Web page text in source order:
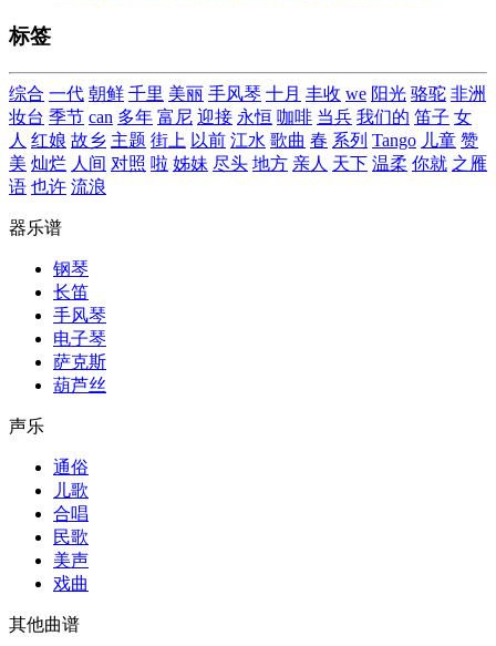
标签
综合 一代 朝鲜 千里 美丽 手风琴 十月 丰收 we 阳光 骆驼 非洲
妆台 季节 can 多年 富尼 迎接 永恒 咖啡 当兵 我们的 笛子 女
人 红娘 故乡 主题 街上 以前 江水 歌曲 春 系列 Tango 儿童 赞
美 灿烂 人间 对照 啦 姊妹 尽头 地方 亲人 天下 温柔 你就 之雁
语 也许 流浪
器乐谱
钢琴
长笛
手风琴
电子琴
萨克斯
葫芦丝
声乐
通俗
儿歌
合唱
民歌
美声
戏曲
其他曲谱